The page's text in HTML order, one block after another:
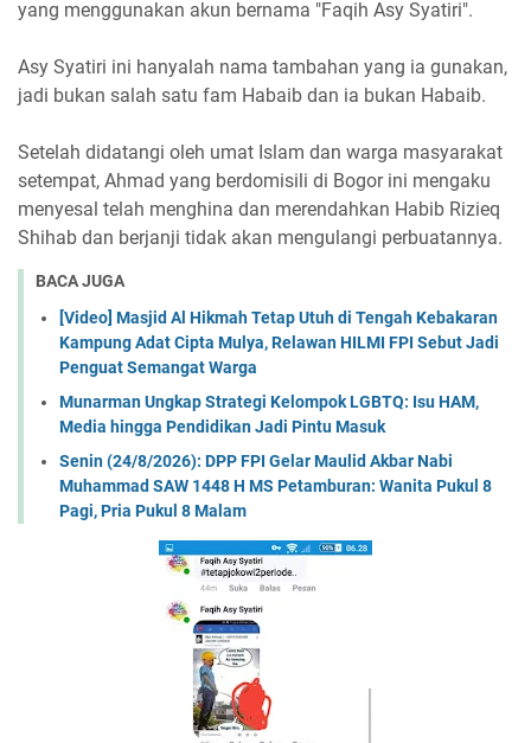
yang menggunakan akun bernama "Faqih Asy Syatiri".
Asy Syatiri ini hanyalah nama tambahan yang ia gunakan,
jadi bukan salah satu fam Habaib dan ia bukan Habaib.
Setelah didatangi oleh umat Islam dan warga masyarakat
setempat, Ahmad yang berdomisili di Bogor ini mengaku
menyesal telah menghina dan merendahkan Habib Rizieq
Shihab dan berjanji tidak akan mengulangi perbuatannya.
BACA JUGA
[Video] Masjid Al Hikmah Tetap Utuh di Tengah Kebakaran
Kampung Adat Cipta Mulya, Relawan HILMI FPI Sebut Jadi
Penguat Semangat Warga
Munarman Ungkap Strategi Kelompok LGBTQ: Isu HAM,
Media hingga Pendidikan Jadi Pintu Masuk
Senin (24/8/2026): DPP FPI Gelar Maulid Akbar Nabi
Muhammad SAW 1448 H MS Petamburan: Wanita Pukul 8
Pagi, Pria Pukul 8 Malam